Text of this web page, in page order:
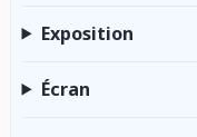
Exposition
Écran